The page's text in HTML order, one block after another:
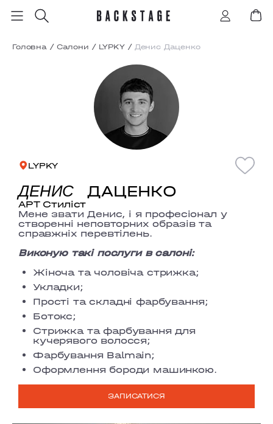
Головна / Салони / LYPKY / Денис Даценко
LYPKY
ДЕНИС ДАЦЕНКО
АРТ Стиліст
Мене звати Денис, і я професіонал у
створенні неповторних образів та
справжніх перевтілень.
Виконую такі послуги в салоні:
Жіноча та чоловіча стрижка;
Укладки;
Прості та складні фарбування;
Ботокс;
Стрижка та фарбування для
кучерявого волосся;
Фарбування Balmain;
Оформлення бороди машинкою.
ЗАПИСАТИСЯ